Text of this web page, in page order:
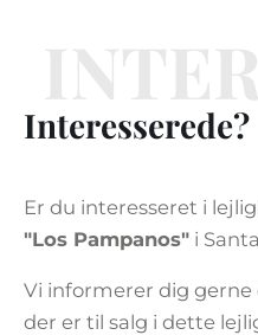
Interesserede?
Er du interesseret i
"Los Pampanos" i
Vi informerer dig gerne
der er til salg i dette